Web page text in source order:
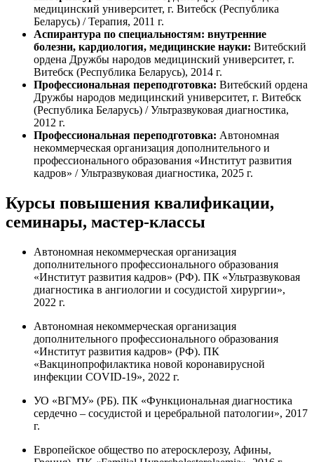
медицинский университет, г. Витебск (Республика
Беларусь) / Терапия, 2011 г.
Аспирантура по специальностям: внутренние
болезни, кардиология, медицинские науки: Витебский
ордена Дружбы народов медицинский университет, г.
Витебск (Республика Беларусь), 2014 г.
Профессиональная переподготовка: Витебский ордена
Дружбы народов медицинский университет, г. Витебск
(Республика Беларусь) / Ультразвуковая диагностика,
2012 г.
Профессиональная переподготовка: Автономная
некоммерческая организация дополнительного и
профессионального образования «Институт развития
кадров» / Ультразвуковая диагностика, 2025 г.
Курсы повышения квалификации,
семинары, мастер-классы
Автономная некоммерческая организация
дополнительного профессионального образования
«Институт развития кадров» (РФ). ПК «Ультразвуковая
диагностика в ангиологии и сосудистой хирургии»,
2022 г.
Автономная некоммерческая организация
дополнительного профессионального образования
«Институт развития кадров» (РФ). ПК
«Вакцинопрофилактика новой коронавирусной
инфекции COVID-19», 2022 г.
УО «ВГМУ» (РБ). ПК «Функциональная диагностика
сердечно – сосудистой и церебральной патологии», 2017
г.
Европейское общество по атеросклерозу, Афины,